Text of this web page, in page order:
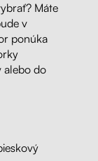
Máte
v
ponúka
alebo do